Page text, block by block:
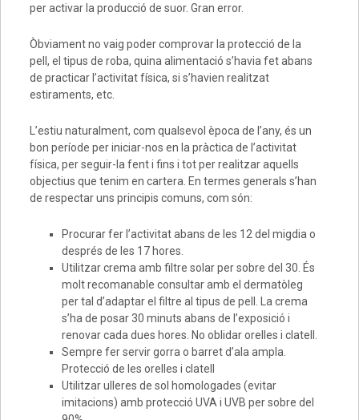
per activar la producció de suor. Gran error.
Òbviament no vaig poder comprovar la protecció de la
pell, el tipus de roba, quina alimentació s’havia fet abans
de practicar l’activitat física, si s’havien realitzat
estiraments, etc.
L’estiu naturalment, com qualsevol època de l’any, és un
bon període per iniciar-nos en la pràctica de l’activitat
física, per seguir-la fent i fins i tot per realitzar aquells
objectius que tenim en cartera. En termes generals s’han
de respectar uns principis comuns, com són:
Procurar fer l’activitat abans de les 12 del migdia o
després de les 17 hores.
Utilitzar crema amb filtre solar per sobre del 30. És
molt recomanable consultar amb el dermatòleg
per tal d’adaptar el filtre al tipus de pell. La crema
s’ha de posar 30 minuts abans de l’exposició i
renovar cada dues hores. No oblidar orelles i clatell.
Sempre fer servir gorra o barret d’ala ampla.
Protecció de les orelles i clatell
Utilitzar ulleres de sol homologades (evitar
imitacions) amb protecció UVA i UVB per sobre del